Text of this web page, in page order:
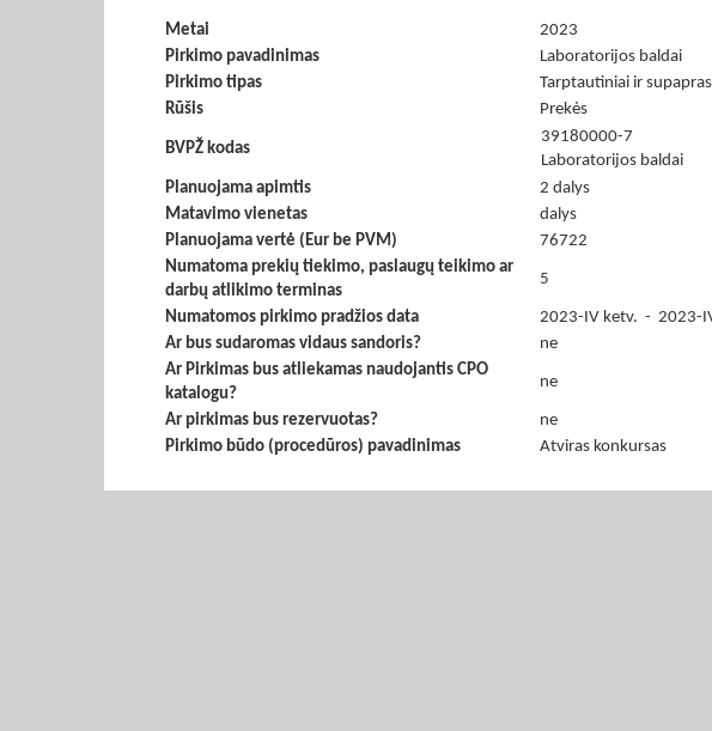
Metai
2023
Pirkimo pavadinimas
Laboratorijos baldai
Pirkimo tipas
Tarptautiniai ir
Rūšis
Prekės
BVPŽ kodas
39180000-7
Laboratorijos baldai
Planuojama apimtis
2 dalys
Matavimo vienetas
dalys
Planuojama vertė (Eur be PVM)
76722
Numatoma prekių tiekimo, paslaugų teikimo ar
darbų atlikimo terminas
5
Numatomos pirkimo pradžios data
2023-IV ketv. - 2023-
Ar bus sudaromas vidaus sandoris?
ne
Ar Pirkimas bus atliekamas naudojantis CPO
katalogu?
ne
Ar pirkimas bus rezervuotas?
ne
Pirkimo būdo (procedūros) pavadinimas
Atviras konkursas